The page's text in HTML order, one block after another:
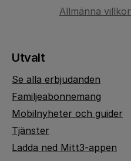
Allmänna villkor
Utvalt
Se alla erbjudanden
Familjeabonnemang
Mobilnyheter och guider
Tjänster
Ladda ned Mitt3-appen